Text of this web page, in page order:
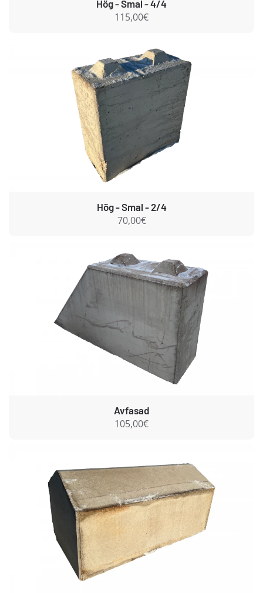
Hög - Smal - 4/4
115,00€
Hög - Smal - 2/4
70,00€
Avfasad
105,00€